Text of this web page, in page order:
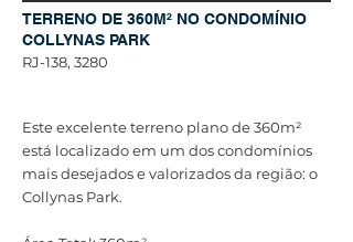
TERRENO DE 360M² NO CONDOMÍNIO
COLLYNAS PARK
RJ-138, 3280
Este excelente terreno plano de 360m²
está localizado em um dos condomínios
mais desejados e valorizados da região: o
Collynas Park.